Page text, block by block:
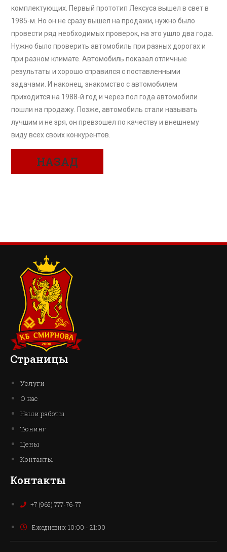
комплектующих. Первый прототип Лексуса вышел в свет в
1985-м. Но он не сразу вышел на продажи, нужно было
провести ряд необходимых проверок, на это ушло два года.
Нужно было проверить автомобиль при разных дорогах и
при разном климате. Автомобиль показал отличные
результаты и хорошо справился с поставленными
задачами. И наконец, знакомство с автомобилем
приходится на 1988-й год и через пол года автомобили
пошли на продажу. Позже, автомобиль стали называть
лучшим и не зря, он превзошел по качеству и внешнему
виду всех своих конкурентов.
НАЗАД
Страницы
Услуги
О нас
Наши работы
Тюнинг
Цены
Контакты
Контакты
+7 (965) 777-76-77
Ежедневно: 10:00 - 21:00